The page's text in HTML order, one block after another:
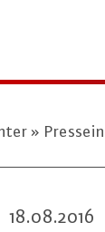
18.08.2016